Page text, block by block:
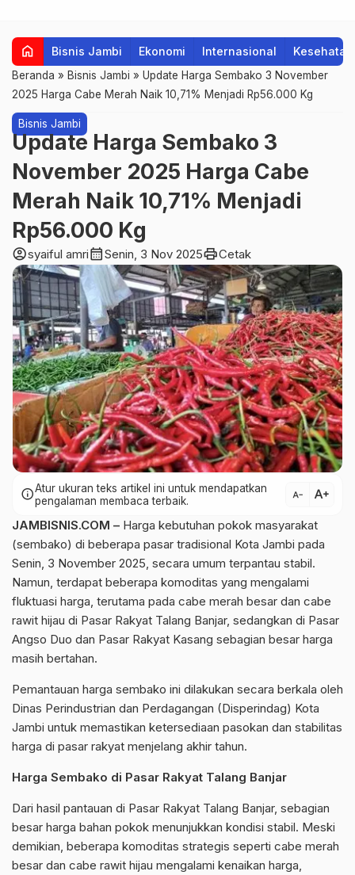
home Bisnis Jambi Ekonomi Internasional Kesehatan
Beranda » Bisnis Jambi » Update Harga Sembako 3 November
2025 Harga Cabe Merah Naik 10,71% Menjadi Rp56.000 Kg
Bisnis Jambi
Update Harga Sembako 3
November 2025 Harga Cabe
Merah Naik 10,71% Menjadi
Rp56.000 Kg
account_circlesyaiful amricalendar_monthSenin, 3 Nov 2025printCetak
infoAtur ukuran teks artikel ini untuk mendapatkan
pengalaman membaca terbaik.
text_decrease text_increase
JAMBISNIS.COM – Harga kebutuhan pokok masyarakat
(sembako) di beberapa pasar tradisional Kota Jambi pada
Senin, 3 November 2025, secara umum terpantau stabil.
Namun, terdapat beberapa komoditas yang mengalami
fluktuasi harga, terutama pada cabe merah besar dan cabe
rawit hijau di Pasar Rakyat Talang Banjar, sedangkan di Pasar
Angso Duo dan Pasar Rakyat Kasang sebagian besar harga
masih bertahan.
Pemantauan harga sembako ini dilakukan secara berkala oleh
Dinas Perindustrian dan Perdagangan (Disperindag) Kota
Jambi untuk memastikan ketersediaan pasokan dan stabilitas
harga di pasar rakyat menjelang akhir tahun.
Harga Sembako di Pasar Rakyat Talang Banjar
Dari hasil pantauan di Pasar Rakyat Talang Banjar, sebagian
besar harga bahan pokok menunjukkan kondisi stabil. Meski
demikian, beberapa komoditas strategis seperti cabe merah
besar dan cabe rawit hijau mengalami kenaikan harga,